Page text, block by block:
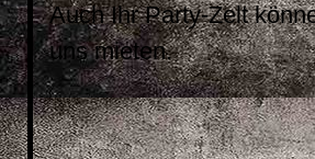
Auch Ihr Party-Zelt
uns mieten.